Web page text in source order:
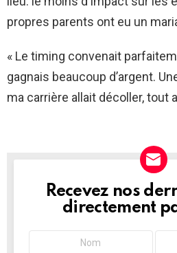
propres parents ont eu un
« Le timing convenait
gagnais beaucoup d’argent.
ma carrière allait décoller, tout
NEWSLETTER
Recevez nos
directement